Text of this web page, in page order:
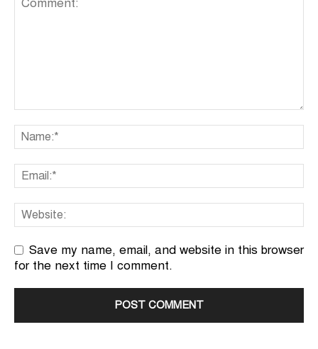
Save my name, email, and website in this browser
for the next time I comment.